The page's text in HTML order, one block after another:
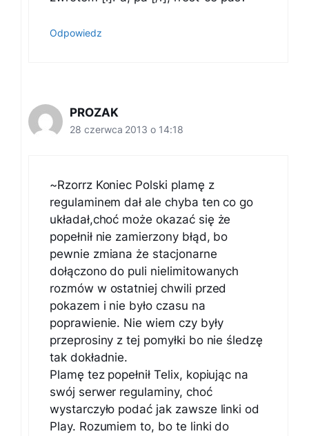
Odpowiedz
PROZAK
28 czerwca 2013 o 14:18
~Rzorrz Koniec Polski plamę z
regulaminem dał ale chyba ten co go
układał,choć może okazać się że
popełnił nie zamierzony błąd, bo
pewnie zmiana że stacjonarne
dołączono do puli nielimitowanych
rozmów w ostatniej chwili przed
pokazem i nie było czasu na
poprawienie. Nie wiem czy były
przeprosiny z tej pomyłki bo nie śledzę
tak dokładnie.
Plamę tez popełnił Telix, kopiując na
swój serwer regulaminy, choć
wystarczyło podać jak zawsze linki od
Play. Rozumiem to, bo te linki do